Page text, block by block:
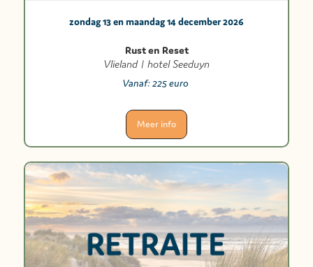
zondag 13 en maandag 14 december 2026
Rust en Reset
Vlieland | hotel Seeduyn
Vanaf:225 euro
Meer info